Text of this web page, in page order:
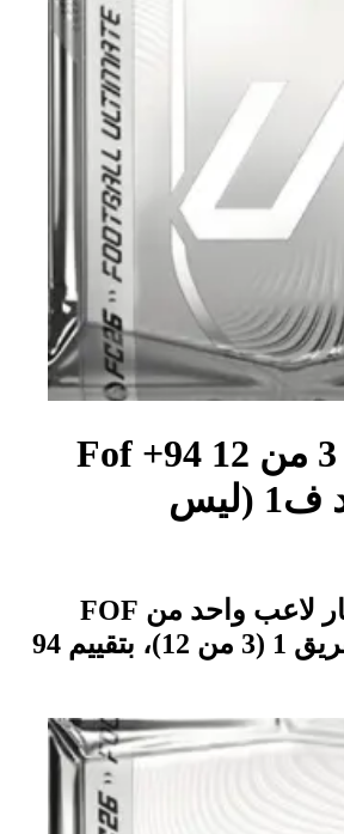
اختيار لاعب 3 من 12 94+ Fof
صائدو المجد ف1 (ليس
تحتوي على اختيار لاعب واحد من FOF
صائدو المجد الفريق 1 (3 من 12)، بتقييم 94